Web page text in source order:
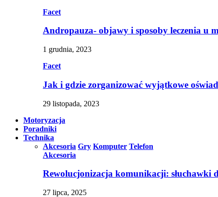
Facet
Andropauza- objawy i sposoby leczenia u
1 grudnia, 2023
Facet
Jak i gdzie zorganizować wyjątkowe
29 listopada, 2023
Motoryzacja
Poradniki
Technika
Akcesoria Gry Komputer Telefon
Akcesoria
Rewolucjonizacja komunikacji: słuchawki
27 lipca, 2025